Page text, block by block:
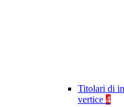
Titolari di
vertice 4